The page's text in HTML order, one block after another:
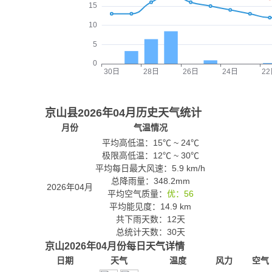
京山县2026年04月历史天气统计
月份 气温情况
2026年04月
平均高低温： 15℃ ~ 24℃
极限高低温： 12℃ ~ 30℃
平均每日最大风速：5.9 km/h
总降雨量：348.2mm
平均空气质量： 优：56
平均能见度：14.9 km
共下雨天数：12天
总统计天数：30天
京山2026年04月份每日天气详情
日期 天气 温度 风力 空气